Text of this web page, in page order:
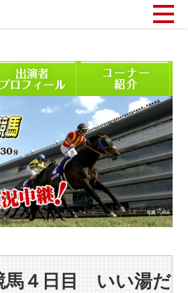
馬４日目 いい湯だ